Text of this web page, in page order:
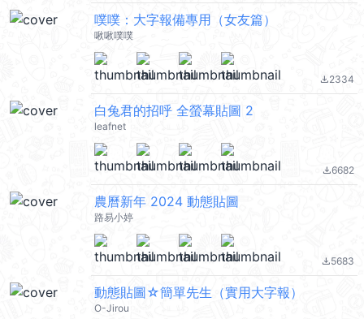
噗噗：大字報備專用（女友篇）
啾啾噗噗
file_download2334
白兔君的招呼 全螢幕貼圖 2
leafnet
file_download6682
農曆新年 2024 動態貼圖
路易小婷
file_download5683
動態貼圖☆簡單先生（實用大字報）
O-Jirou